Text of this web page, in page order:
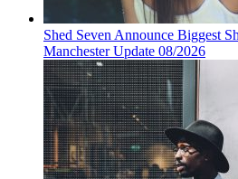
Shed Seven Announce Biggest
Manchester Update 08/2026